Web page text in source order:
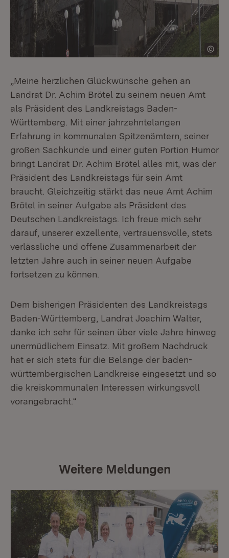
„Meine herzlichen Glückwünsche gehen an
Landrat Dr. Achim Brötel zu seinem neuen Amt
als Präsident des Landkreistags Baden-
Württemberg. Mit einer jahrzehntelangen
Erfahrung in kommunalen Spitzenämtern, seiner
großen Sachkunde und einer guten Portion Humor
bringt Landrat Dr. Achim Brötel alles mit, was der
Präsident des Landkreistags für sein Amt
braucht. Gleichzeitig stärkt das neue Amt Achim
Brötel in seiner Aufgabe als Präsident des
Deutschen Landkreistags. Ich freue mich sehr
darauf, unserer exzellente, vertrauensvolle, stets
verlässliche und offene Zusammenarbeit der
letzten Jahre auch in seiner neuen Aufgabe
fortsetzen zu können.
Dem bisherigen Präsidenten des Landkreistags
Baden-Württemberg, Landrat Joachim Walter,
danke ich sehr für seinen über viele Jahre hinweg
unermüdlichem Einsatz. Mit großem Nachdruck
hat er sich stets für die Belange der baden-
württembergischen Landkreise eingesetzt und so
die kreiskommunalen Interessen wirkungsvoll
vorangebracht.“
Weitere Meldungen